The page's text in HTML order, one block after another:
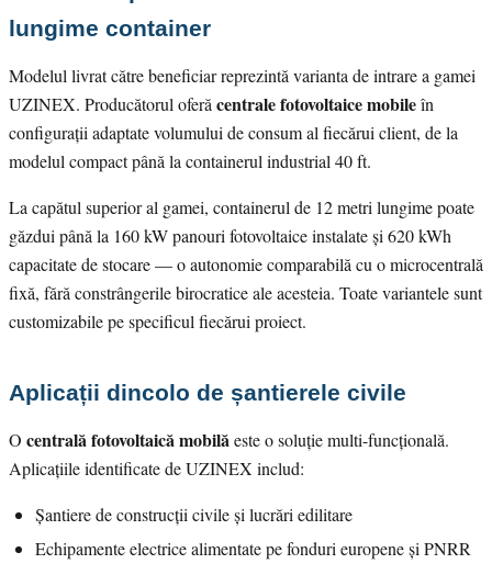
lungime container
Modelul livrat către beneficiar reprezintă varianta de intrare a gamei
UZINEX. Producătorul oferă centrale fotovoltaice mobileîn
configurații adaptate volumului de consum al fiecărui client, de la
modelul compact până la containerul industrial 40 ft.
La capătul superior al gamei, containerul de 12 metri lungime poate
găzdui până la 160 kW panouri fotovoltaice instalate și 620 kWh
capacitate de stocare — o autonomie comparabilă cu o microcentrală
fixă, fără constrângerile birocratice ale acesteia. Toate variantele sunt
customizabile pe specificul fiecărui proiect.
Aplicații dincolo de șantierele civile
O centrală fotovoltaică mobilăeste o soluție multi-funcțională.
Aplicațiile identificate de UZINEX includ:
Șantiere de construcții civile și lucrări edilitare
Echipamente electrice alimentate pe fonduri europene și PNRR